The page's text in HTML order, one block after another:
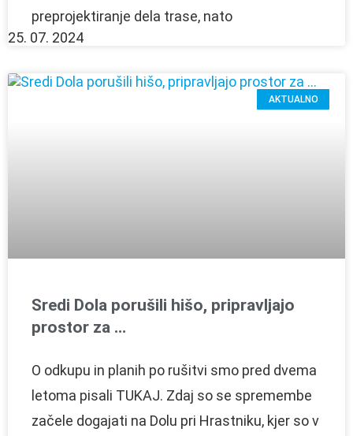
preprojektiranje dela trase, nato
25. 07. 2024
AKTUALNO
Sredi Dola porušili hišo, pripravljajo
prostor za …
O odkupu in planih po rušitvi smo pred dvema
letoma pisali TUKAJ. Zdaj so se spremembe
začele dogajati na Dolu pri Hrastniku, kjer so v